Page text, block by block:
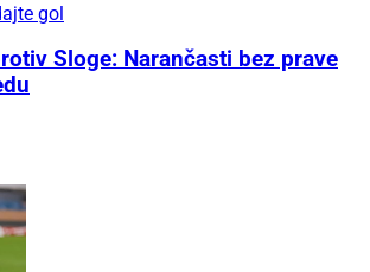
gol
Sloge: Narančasti bez prave